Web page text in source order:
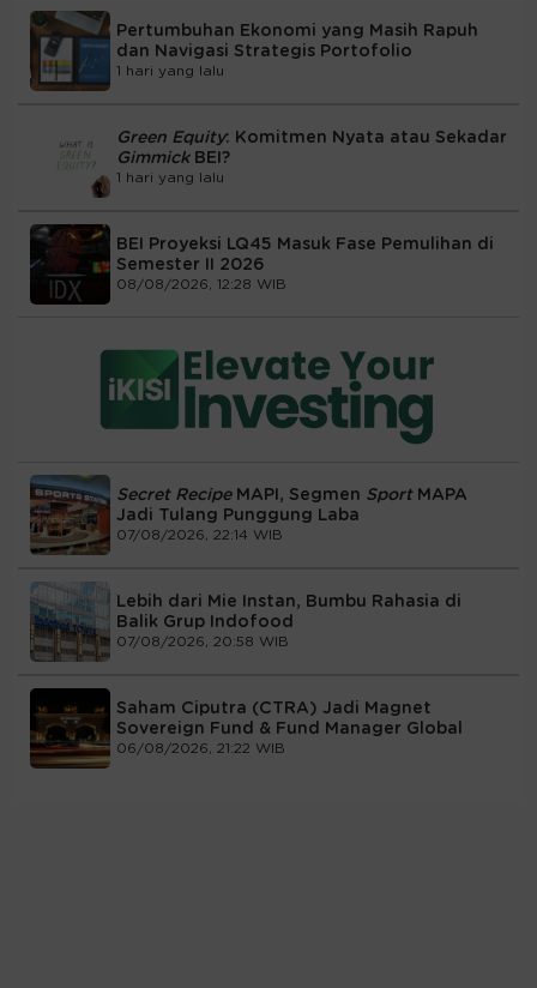
Pertumbuhan Ekonomi yang Masih Rapuh
dan Navigasi Strategis Portofolio
1 hari yang lalu
Green Equity: Komitmen Nyata atau Sekadar
Gimmick BEI?
1 hari yang lalu
BEI Proyeksi LQ45 Masuk Fase Pemulihan di
Semester II 2026
08/08/2026, 12:28 WIB
Secret RecipeMAPI, Segmen Sport MAPA
Jadi Tulang Punggung Laba
07/08/2026, 22:14 WIB
Lebih dari Mie Instan, Bumbu Rahasia di
Balik Grup Indofood
07/08/2026, 20:58 WIB
Saham Ciputra (CTRA) Jadi Magnet
Sovereign Fund & Fund Manager Global
06/08/2026, 21:22 WIB